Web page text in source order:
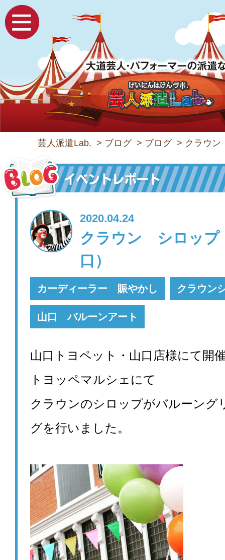
芸人派遣Lab. > ブログ > ブログ > クラウ
2020.04.24
クラウン シロッ
口）
カーディーラー 賑やかし クラウン
山口 バルーンアート
山口トヨペット・ 山口店様にて開
トヨッペマルシェにて
クラウンのシロップがバルーング
グを行いました。